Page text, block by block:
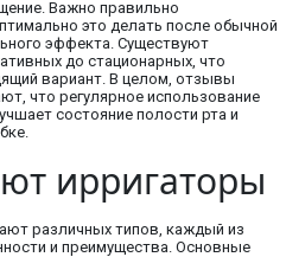
Важно правильно
это делать после обычной
эффекта. Существуют
до стационарных, что
вариант. В целом, отзывы
что регулярное использование
состояние полости рта и
ирригаторы
различных типов, каждый из
и преимущества. Основные